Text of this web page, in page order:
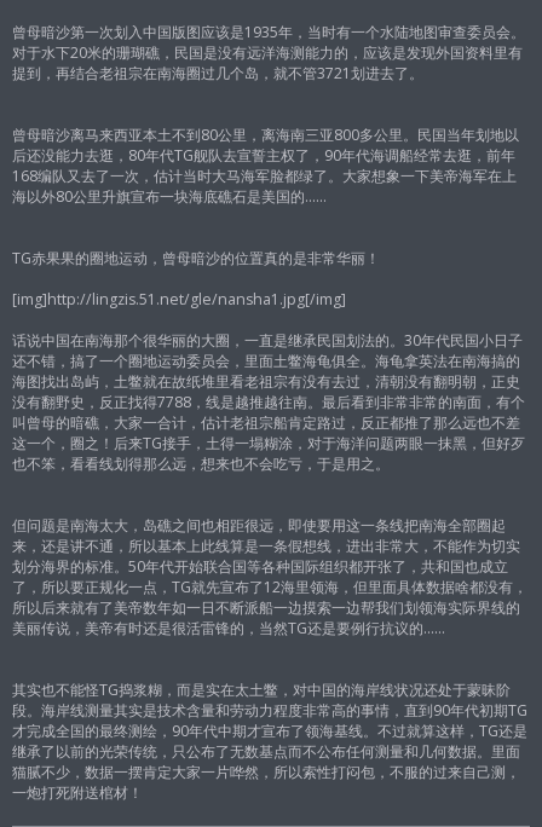
曾母暗沙第一次划入中国版图应该是1935年，当时有一个水陆地图审查委员会。
对于水下20米的珊瑚礁，民国是没有远洋海测能力的，应该是发现外国资料里有
提到，再结合老祖宗在南海圈过几个岛，就不管3721划进去了。
曾母暗沙离马来西亚本土不到80公里，离海南三亚800多公里。民国当年划地以
后还没能力去逛，80年代TG舰队去宣誓主权了，90年代海调船经常去逛，前年
168编队又去了一次，估计当时大马海军脸都绿了。大家想象一下美帝海军在上
海以外80公里升旗宣布一块海底礁石是美国的……
TG赤果果的圈地运动，曾母暗沙的位置真的是非常华丽！
[img]http://lingzis.51.net/gle/nansha1.jpg[/img]
话说中国在南海那个很华丽的大圈，一直是继承民国划法的。30年代民国小日子
还不错，搞了一个圈地运动委员会，里面土鳖海龟俱全。海龟拿英法在南海搞的
海图找出岛屿，土鳖就在故纸堆里看老祖宗有没有去过，清朝没有翻明朝，正史
没有翻野史，反正找得7788，线是越推越往南。最后看到非常非常的南面，有个
叫曾母的暗礁，大家一合计，估计老祖宗船肯定路过，反正都推了那么远也不差
这一个，圈之！后来TG接手，土得一塌糊涂，对于海洋问题两眼一抹黑，但好歹
也不笨，看看线划得那么远，想来也不会吃亏，于是用之。
但问题是南海太大，岛礁之间也相距很远，即使要用这一条线把南海全部圈起
来，还是讲不通，所以基本上此线算是一条假想线，进出非常大，不能作为切实
划分海界的标准。50年代开始联合国等各种国际组织都开张了，共和国也成立
了，所以要正规化一点，TG就先宣布了12海里领海，但里面具体数据啥都没有，
所以后来就有了美帝数年如一日不断派船一边摸索一边帮我们划领海实际界线的
美丽传说，美帝有时还是很活雷锋的，当然TG还是要例行抗议的……
其实也不能怪TG捣浆糊，而是实在太土鳖，对中国的海岸线状况还处于蒙昧阶
段。海岸线测量其实是技术含量和劳动力程度非常高的事情，直到90年代初期TG
才完成全国的最终测绘，90年代中期才宣布了领海基线。不过就算这样，TG还是
继承了以前的光荣传统，只公布了无数基点而不公布任何测量和几何数据。里面
猫腻不少，数据一摆肯定大家一片哗然，所以索性打闷包，不服的过来自己测，
一炮打死附送棺材！